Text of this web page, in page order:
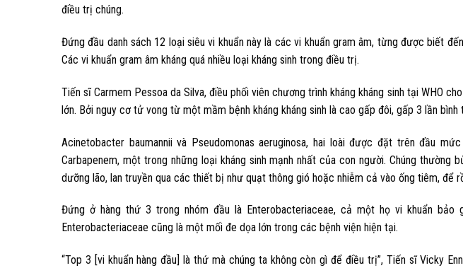
điều trị chúng.
Đứng đầu danh sách 12 loại siêu vi khuẩn này là các vi khuẩn gram âm, từng được biết
Các vi khuẩn gram âm kháng quá nhiều loại kháng sinh trong điều trị.
Tiến sĩ Carmem Pessoa da Silva, điều phối viên chương trình kháng kháng sinh tại WHO
lớn. Bởi nguy cơ tử vong từ một mầm bệnh kháng kháng sinh là cao gấp đôi, gấp 3 lần bình
Acinetobacter baumannii và Pseudomonas aeruginosa, hai loài được đặt trên đầu
Carbapenem, một trong những loại kháng sinh mạnh nhất của con người. Chúng thường
dưỡng lão, lan truyền qua các thiết bị như quạt thông gió hoặc nhiễm cả vào ống tiêm, để
Đứng ở hàng thứ 3 trong nhóm đầu là Enterobacteriaceae, cả một họ vi khuẩn bảo
Enterobacteriaceae cũng là một mối đe dọa lớn trong các bệnh viện hiện tại.
“Top 3 [vi khuẩn hàng đầu] là thứ mà chúng ta không còn gì để điều trị”, Tiến sĩ Vicky